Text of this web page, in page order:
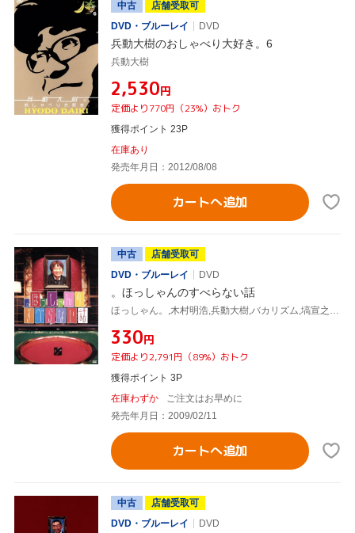
中古
店舗受取可
DVD・ブルーレイ
DVD
兵動大樹のおしゃべり大好き。6
兵動大樹
¥2,530円
定価より770円（23%）おトク
獲得ポイント 23P
在庫あり
発売年月日：2012/08/08
カートへ追加
中古
店舗受取可
DVD・ブルーレイ
DVD
。ほっしゃんのすべらない話
¥330円
定価より2,791円（89%）おトク
獲得ポイント 3P
在庫わずか
ご注文はお早めに
発売年月日：2009/02/11
カートへ追加
中古
店舗受取可
DVD・ブルーレイ
DVD